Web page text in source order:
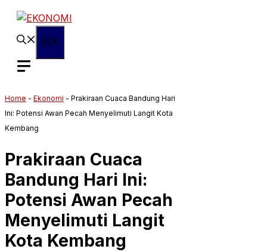
Langsung
Home - Ekonomi - Prakiraan Cuaca Bandung Hari
Ini: Potensi Awan Pecah Menyelimuti Langit Kota
Kembang
Prakiraan Cuaca
Bandung Hari Ini:
Potensi Awan Pecah
Menyelimuti Langit
Kota Kembang